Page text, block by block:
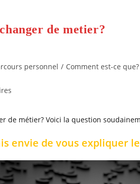
de metier?
personnel / Comment est-ce que?
de métier? Voici la question
envie de vous expliquer